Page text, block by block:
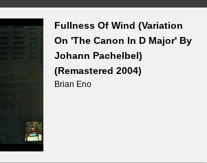
Fullness Of Wind (Variation
On 'The Canon In D Major' By
Johann Pachelbel)
(Remastered 2004)
Brian Eno